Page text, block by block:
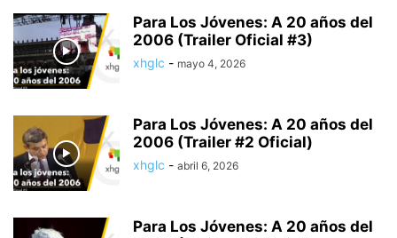
Para Los Jóvenes: A 20 años del
2006 (Trailer Oficial #3)
xhglc - mayo 4, 2026
Para Los Jóvenes: A 20 años del
2006 (Trailer #2 Oficial)
xhglc - abril 6, 2026
Para Los Jóvenes: A 20 años del